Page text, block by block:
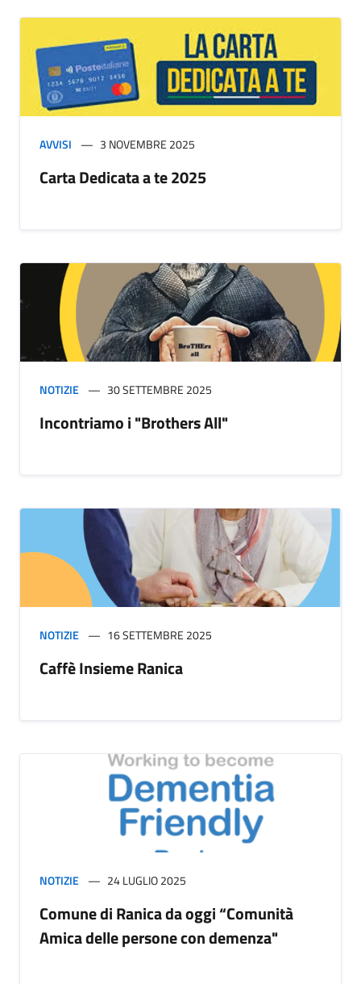
AVVISI 3 NOVEMBRE 2025
Carta Dedicata a te 2025
NOTIZIE 30 SETTEMBRE 2025
Incontriamo i "Brothers All"
NOTIZIE 16 SETTEMBRE 2025
Caffè Insieme Ranica
NOTIZIE 24 LUGLIO 2025
Comune di Ranica da oggi “Comunità
Amica delle persone con demenza"